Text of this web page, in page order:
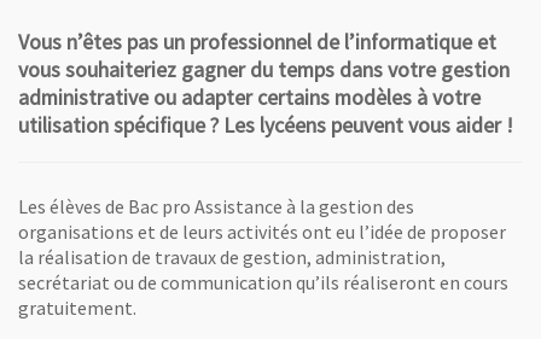
Vous n’êtes pas un professionnel de l’informatique et
vous souhaiteriez gagner du temps dans votre gestion
administrative ou adapter certains modèles à votre
utilisation spécifique ? Les lycéens peuvent vous aider !
Les élèves de Bac pro Assistance à la gestion des
organisations et de leurs activités ont eu l’idée de proposer
la réalisation de travaux de gestion, administration,
secrétariat ou de communication qu’ils réaliseront en cours
gratuitement.